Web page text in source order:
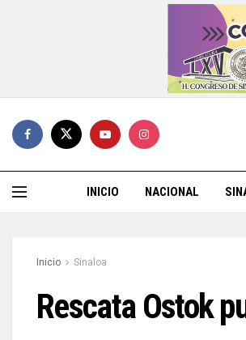
INICIO NACIONAL
Inicio Sinaloa
Rescata Ostok